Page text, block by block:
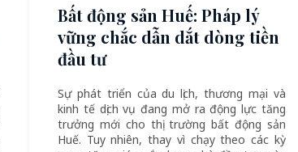
Bất động sản Huế: Pháp lý
vững chắc dẫn dắt dòng tiền
đầu tư
Sự phát triển của du lịch, thương mại và
kinh tế dịch vụ đang mở ra động lực tăng
trưởng mới cho thị trường bất động sản
Huế. Tuy nhiên, thay vì chạy theo các kỳ